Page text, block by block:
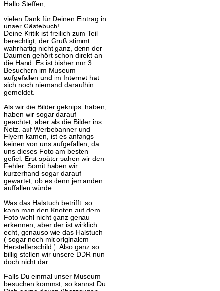
Hallo Steffen,
vielen Dank für Deinen Eintrag in
unser Gästebuch!
Deine Kritik ist freilich zum Teil
berechtigt, der Gruß stimmt
wahrhaftig nicht ganz, denn der
Daumen gehört schon direkt an
die Hand. Es ist bisher nur 3
Besuchern im Museum
aufgefallen und im Internet hat
sich noch niemand daraufhin
gemeldet.
Als wir die Bilder geknipst haben,
haben wir sogar darauf
geachtet, aber als die Bilder ins
Netz, auf Werbebanner und
Flyern kamen, ist es anfangs
keinen von uns aufgefallen, da
uns dieses Foto am besten
gefiel. Erst später sahen wir den
Fehler. Somit haben wir
kurzerhand sogar darauf
gewartet, ob es denn jemanden
auffallen würde.
Was das Halstuch betrifft, so
kann man den Knoten auf dem
Foto wohl nicht ganz genau
erkennen, aber der ist wirklich
echt, genauso wie das Halstuch
( sogar noch mit originalem
Herstellerschild ). Also ganz so
billig stellen wir unsere DDR nun
doch nicht dar.
Falls Du einmal unser Museum
besuchen kommst, so kannst Du